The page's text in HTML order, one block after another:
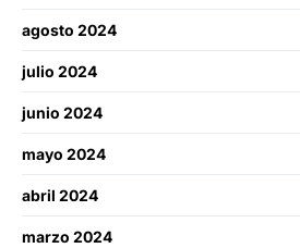
agosto 2024
julio 2024
junio 2024
mayo 2024
abril 2024
marzo 2024